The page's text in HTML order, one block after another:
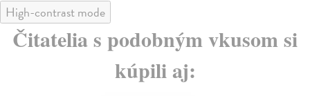
High-contrast mode
Čitatelia s podobným vkusom si
kúpili aj: